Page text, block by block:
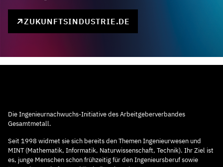
ZUKUNFTSINDUSTRIE.DE
Die Ingenieurnachwuchs-Initiative des Arbeitgeberverbandes
Gesamtmetall.
Seit 1998 widmet sie sich bereits den Themen Ingenieurwesen und
MINT (Mathematik, Informatik, Naturwissenschaft, Technik). Ihr Ziel ist
es, junge Menschen schon frühzeitig für den Ingenieursberuf sowie